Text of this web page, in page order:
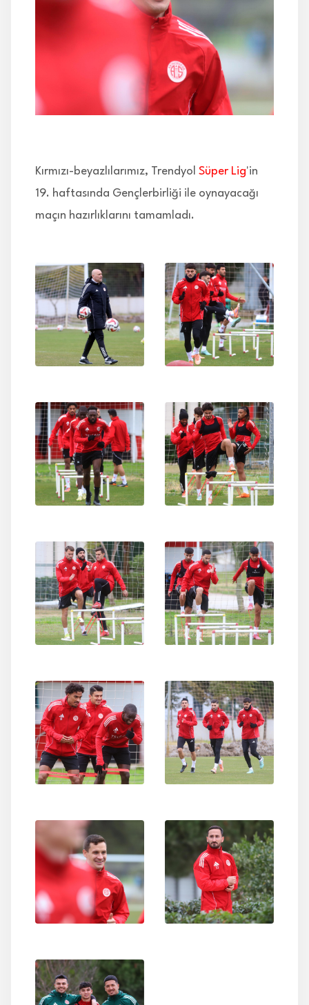
Kırmızı-beyazlılarımız, Trendyol Süper Lig'in
19. haftasında Gençlerbirliği ile oynayacağı
maçın hazırlıklarını tamamladı.